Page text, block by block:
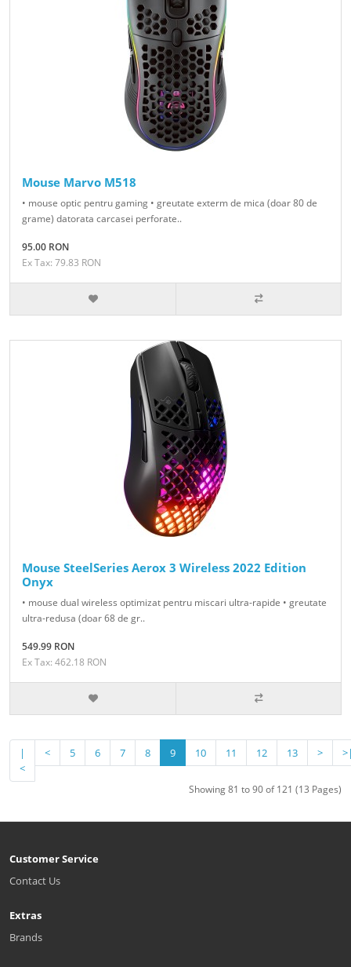
Mouse Marvo M518
• mouse optic pentru gaming • greutate exterm de mica (doar 80 de
grame) datorata carcasei perforate..
95.00 RON
Ex Tax: 79.83 RON
Mouse SteelSeries Aerox 3 Wireless 2022 Edition
Onyx
• mouse dual wireless optimizat pentru miscari ultra-rapide • greutate
ultra-redusa (doar 68 de gr..
549.99 RON
Ex Tax: 462.18 RON
|
<
< 5 6 7 8 9 10 11 12 13 >
Showing 81 to 90 of 121 (13 Pages)
Customer Service
Contact Us
Extras
Brands